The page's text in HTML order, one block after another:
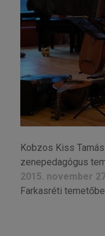
Kobzos Kiss
zenepedagógus
2015. november
Farkasréti